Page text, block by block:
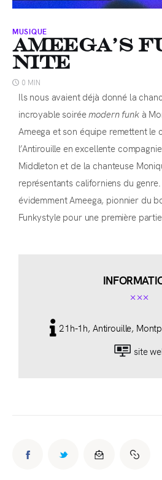
Nous contacter
MUSIQUE
Ameega’s
Nite
0 MIN
Ils nous avaient déjà donné la
incroyable soiréemodern funkà
Ameega et son équipe remettent le
l’Antirouille en excellente
Middleton et de la chanteuse
représentants californiens du
évidemment Ameega, pionnier du
Funkystyle pour une première
21h-1h, Antirouille,
site